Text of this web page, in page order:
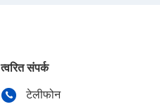
त्वरित संपर्क
टेलीफोन